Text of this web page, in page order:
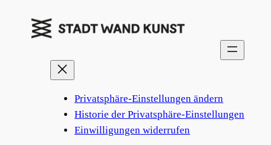
Privatsphäre-Einstellungen ändern
Historie der Privatsphäre-Einstellungen
Einwilligungen widerrufen